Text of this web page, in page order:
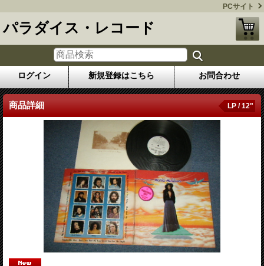
PCサイト
パラダイス・レコード
ログイン 新規登録はこちら お問合わせ
商品詳細 LP / 12"